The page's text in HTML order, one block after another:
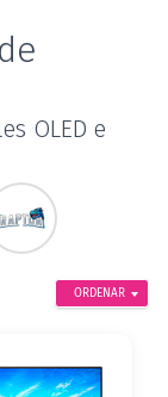
OLED e
ORDENAR